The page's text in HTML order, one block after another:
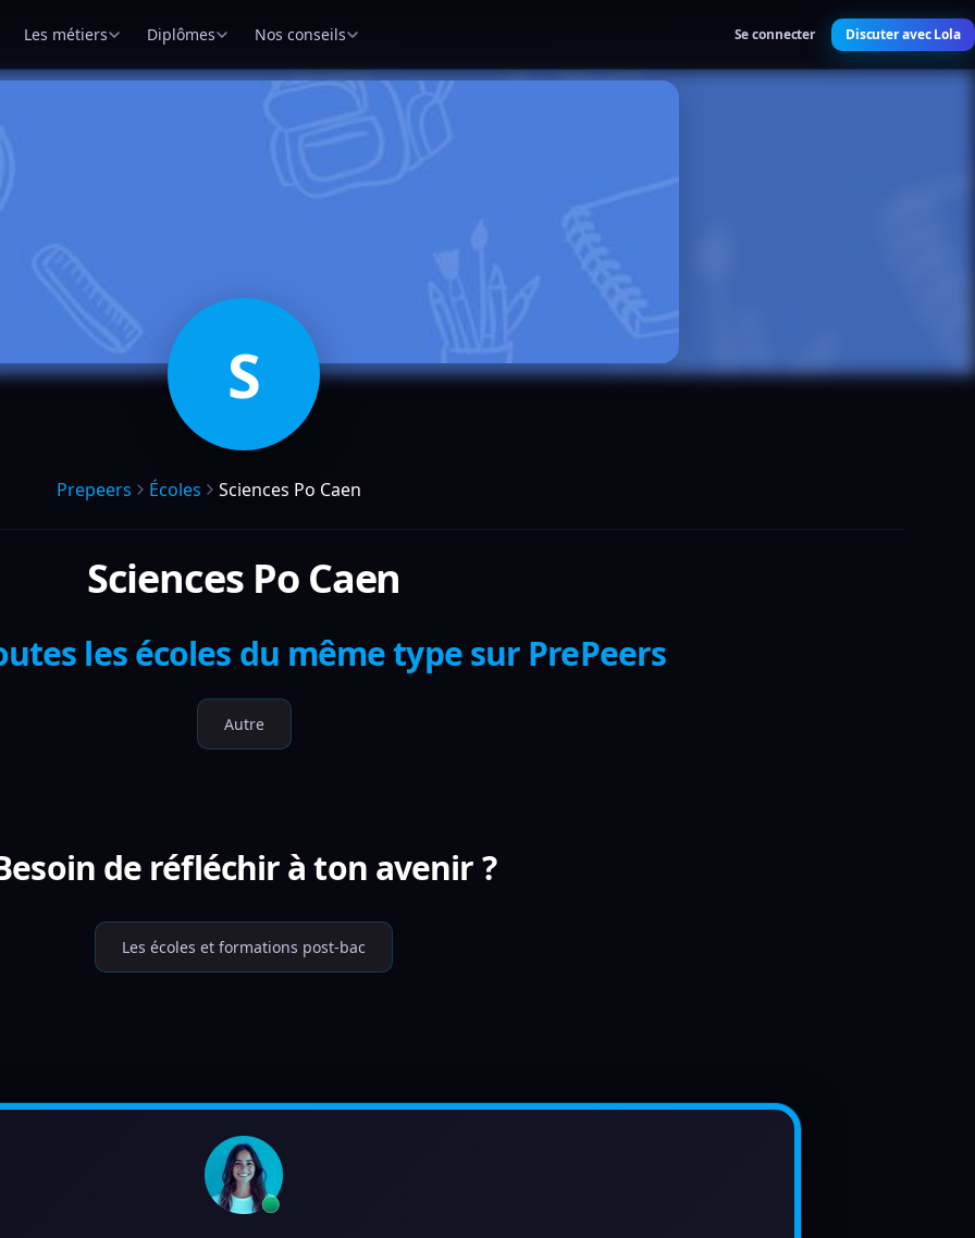
Les métiers Diplômes Nos conseils Se connecter Discuter avec Lola
S
Prepeers Écoles Sciences Po Caen
Sciences Po Caen
les écoles du même type sur PrePeers
Autre
de réfléchir à ton avenir ?
Les écoles et formations post-bac